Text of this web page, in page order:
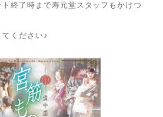
終了時まで寿元堂スタッフもかけつ
ください♪